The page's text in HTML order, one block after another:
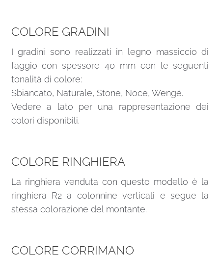
COLORE GRADINI
I gradini sono realizzati in legno massiccio di
faggio con spessore 40 mm con le seguenti
tonalità di colore:
Sbiancato, Naturale, Stone, Noce, Wengé.
Vedere a lato per una rappresentazione dei
colori disponibili.
COLORE RINGHIERA
La ringhiera venduta con questo modello è la
ringhiera R2 a colonnine verticali e segue la
stessa colorazione del montante.
COLORE CORRIMANO